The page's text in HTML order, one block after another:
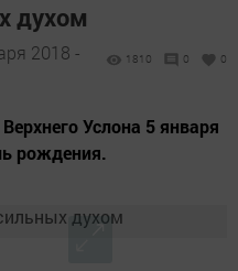
духом
2018 -
1810 0 0
Услона 5 января
рождения.